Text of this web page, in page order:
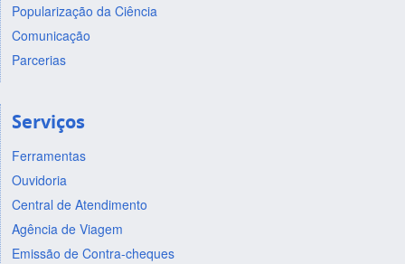
Popularização da Ciência
Comunicação
Parcerias
Serviços
Ferramentas
Ouvidoria
Central de Atendimento
Agência de Viagem
Emissão de Contra-cheques